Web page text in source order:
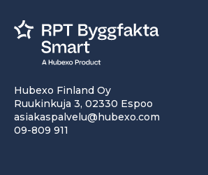
Hubexo Finland Oy
Ruukinkuja 3, 02330 Espoo
asiakaspalvelu@hubexo.com
09-809 911